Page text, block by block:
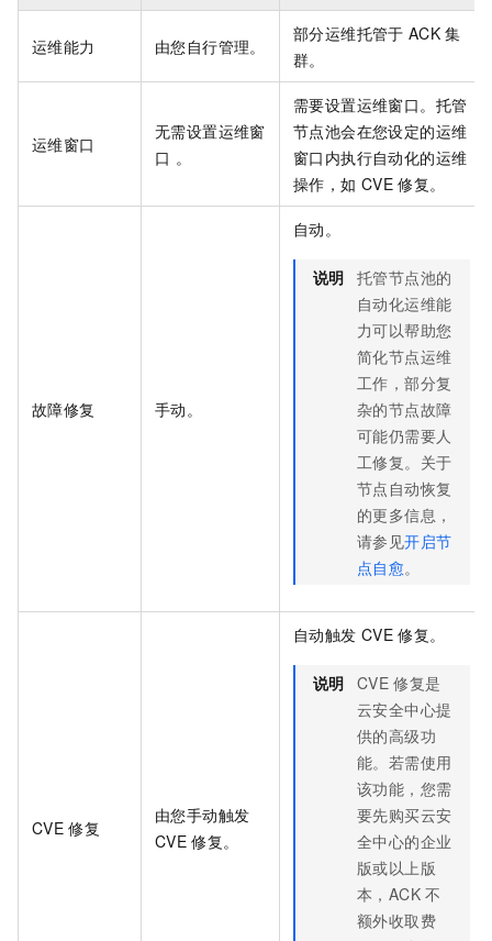
运维能力 由您自行管理。
部分运维托管于 ACK 集
群。
运维窗口
无需设置运维窗
口 。
需要设置运维窗口。托管
节点池会在您设定的运维
窗口内执行自动化的运维
操作，如 CVE 修复。
故障修复 手动。
自动。
说明 托管节点池的
自动化运维能
力可以帮助您
简化节点运维
工作，部分复
杂的节点故障
可能仍需要人
工修复。关于
节点自动恢复
的更多信息，
请参见开启节
点自愈。
CVE 修复
由您手动触发
CVE 修复。
自动触发 CVE 修复。
说明 CVE 修复是
云安全中心提
供的高级功
能。若需使用
该功能，您需
要先购买云安
全中心的企业
版或以上版
本，ACK 不
额外收取费